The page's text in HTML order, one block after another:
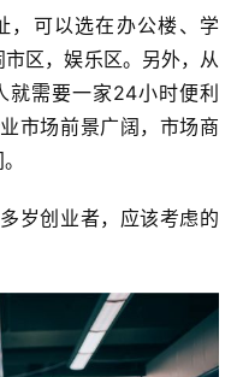
，可以选在办公楼、学
区，娱乐区。另外，从
就需要一家24小时便利
市场前景广阔，市场商
岁创业者，应该考虑的